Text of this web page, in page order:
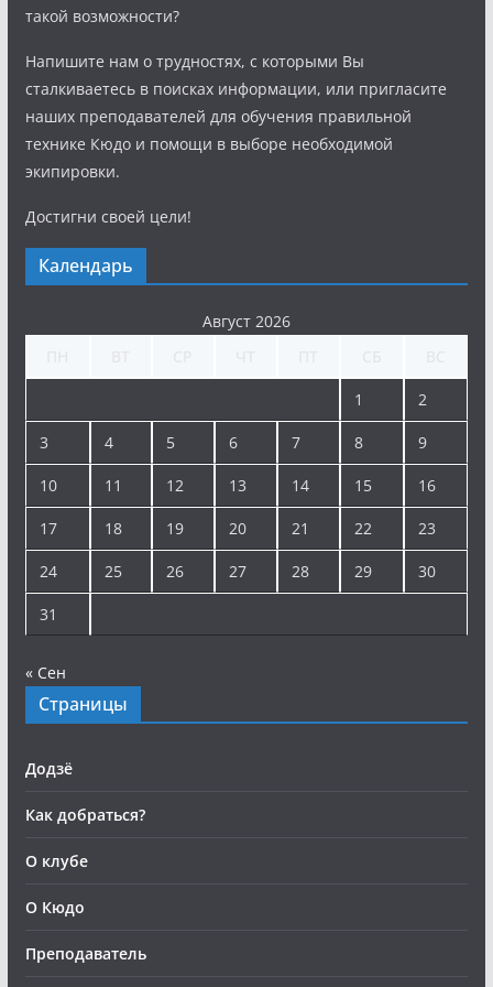
такой возможности?
Напишите нам о трудностях, с которыми Вы
сталкиваетесь в поисках информации, или пригласите
наших преподавателей для обучения правильной
технике Кюдо и помощи в выборе необходимой
экипировки.
Достигни своей цели!
Календарь
Август 2026
1 2
3 4 5 6 7 8 9
10 11 12 13 14 15 16
17 18 19 20 21 22 23
24 25 26 27 28 29 30
31
« Сен
Страницы
Додзё
Как добраться?
О клубе
О Кюдо
Преподаватель